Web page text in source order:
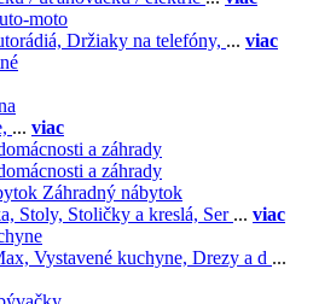
moto
Držiaky na telefóny, ... viac
... viac
a záhrady
a záhrady
Záhradný nábytok
Stoly, Stoličky a kreslá, Ser ... viac
Vystavené kuchyne, Drezy a d ...